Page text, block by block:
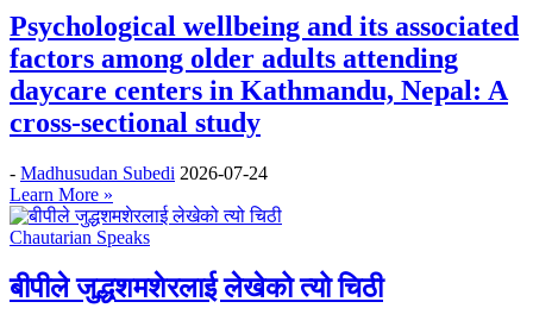
Psychological wellbeing and its associated
factors among older adults attending
daycare centers in Kathmandu, Nepal: A
cross-sectional study
- Madhusudan Subedi 2026-07-24
Learn More »
Chautarian Speaks
बीपीले जुद्धशमशेरलाई लेखेको त्यो चिठी